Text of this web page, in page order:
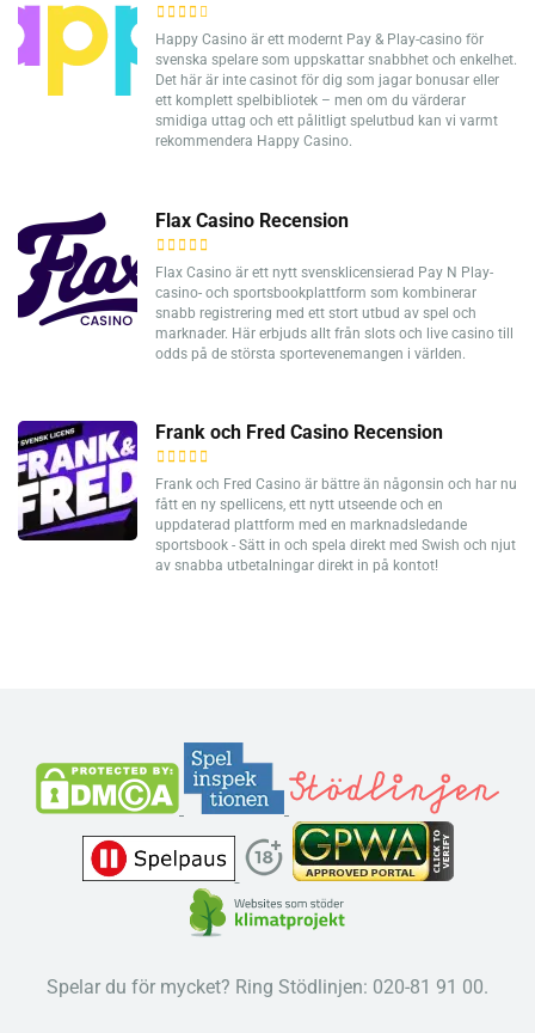
Happy Casino är ett modernt Pay & Play-casino för
svenska spelare som uppskattar snabbhet och enkelhet.
Det här är inte casinot för dig som jagar bonusar eller
ett komplett spelbibliotek – men om du värderar
smidiga uttag och ett pålitligt spelutbud kan vi varmt
rekommendera Happy Casino.
Flax Casino Recension
Flax Casino är ett nytt svensklicensierad Pay N Play-
casino- och sportsbookplattform som kombinerar
snabb registrering med ett stort utbud av spel och
marknader. Här erbjuds allt från slots och live casino till
odds på de största sportevenemangen i världen.
Frank och Fred Casino Recension
Frank och Fred Casino är bättre än någonsin och har nu
fått en ny spellicens, ett nytt utseende och en
uppdaterad plattform med en marknadsledande
sportsbook - Sätt in och spela direkt med Swish och njut
av snabba utbetalningar direkt in på kontot!
Spelar du för mycket? Ring Stödlinjen: 020-81 91 00.